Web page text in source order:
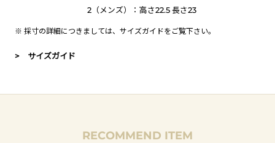
2（メンズ）：高さ22.5 長さ23
※ 採寸の詳細につきましては、 サイズガイドをご覧下さい。
> サイズガイド
RECOMMEND ITEM